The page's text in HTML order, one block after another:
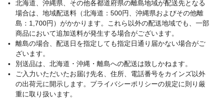
北海道、沖縄県、その他各都道府県の離島地域が配送先となる
場合は、地域配送料（北海道：500円、沖縄県およびその他離
島：1,700円）がかかります。これら以外の配送地域でも、一部
商品において追加送料が発生する場合がございます。
離島の場合、配送日を指定しても指定日通り届かない場合がご
ざいます。
別送品は、北海道・沖縄・離島への配送は致しかねます。
ご入力いただいたお届け先名、住所、電話番号をカインズ以外
の出荷元に開示します。プライバシーポリシーの規定に則り厳
重に取り扱います。